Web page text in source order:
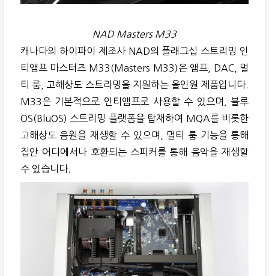
NAD Masters M33
캐나다의 하이파이 제조사 NAD의 플래그십 스트리밍 인
티앰프 마스터즈 M33(Masters M33)은 앰프, DAC, 멀
티 룸, 고해상도 스트리밍을 지원하는 올인원 제품입니다.
M33은 기본적으로 인티앰프로 사용할 수 있으며, 블루
OS(BluOS) 스트리밍 플랫폼을 탑재하여 MQA를 비롯한
고해상도 음원을 재생할 수 있으며, 멀티 룸 기능을 통해
집안 어디에서나 호환되는 스피커를 통해 음악을 재생할
수 있습니다.